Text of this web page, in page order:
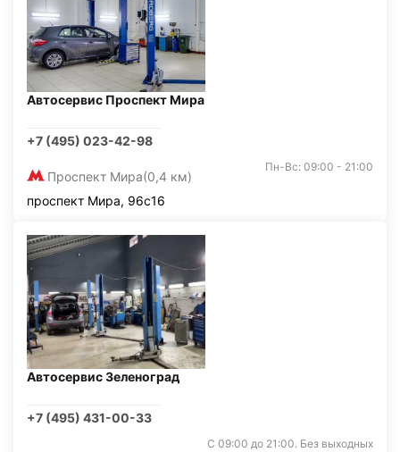
Автосервис Проспект Мира
+7 (495) 023-42-98
Проспект Мира(0,4 км)
Пн-Вс: 09:00 - 21:00
проспект Мира, 96с16
Автосервис Зеленоград
+7 (495) 431-00-33
С 09:00 до 21:00. Без выходных